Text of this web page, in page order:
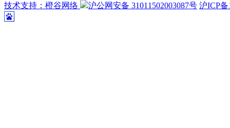
技术支持：橙谷网络 沪公网安备 31011502003087号 沪ICP备